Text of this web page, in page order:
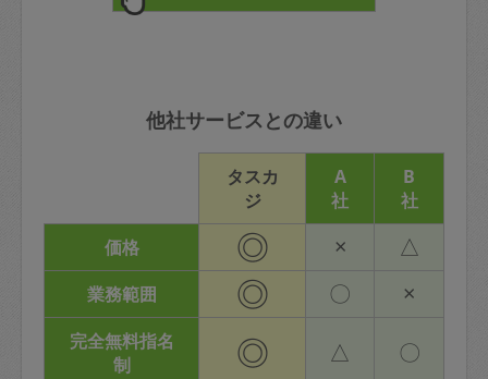
他社サービスとの違い
タスカ
ジ
A
社
B
社
価格
◎ × △
業務範囲 ◎ 〇 ×
完全無料指名
制
◎ △ 〇